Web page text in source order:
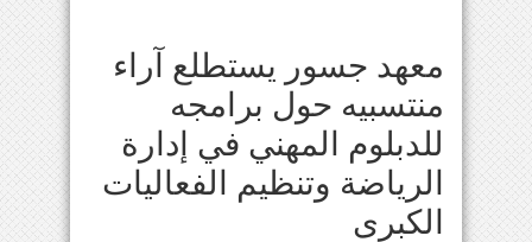
معهد جسور يستطلع آراء
منتسبيه حول برامجه
للدبلوم المهني في إدارة
الرياضة وتنظيم الفعاليات
الكبرى